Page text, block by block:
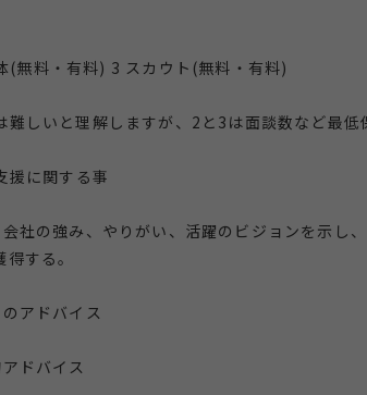
(無料・有料) 3 スカウト(無料・有料)
難しいと理解しますが、2と3は面談数など最低
援に関する事
社の強み、やりがい、活躍のビジョンを示し
する。
アドバイス
ドバイス